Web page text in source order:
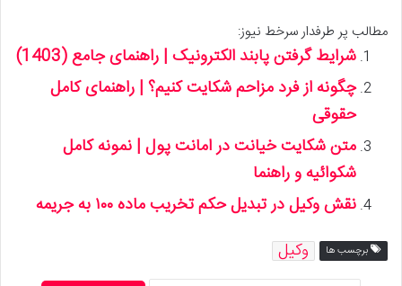
مطالب پر طرفدار سرخط نیوز:
شرایط گرفتن پابند الکترونیک | راهنمای جامع (1403)
چگونه از فرد مزاحم شکایت کنیم؟ | راهنمای کامل
حقوقی
متن شکایت خیانت در امانت پول | نمونه کامل
شکوائیه و راهنما
نقش وکیل در تبدیل حکم تخریب ماده ۱۰۰ به جریمه
برچسب ها وکیل